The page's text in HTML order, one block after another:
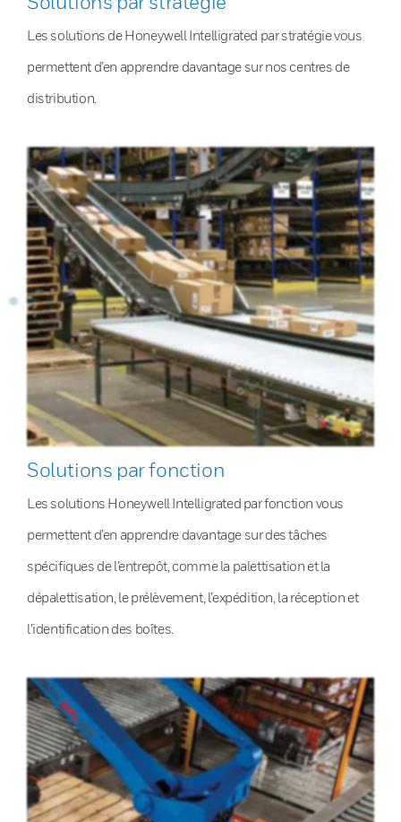
Les solutions de Honeywell Intelligrated par stratégie vous
permettent d’en apprendre davantage sur nos centres de
distribution.
Solutions par fonction
Les solutions Honeywell Intelligrated par fonction vous
permettent d’en apprendre davantage sur des tâches
spécifiques de l’entrepôt, comme la palettisation et la
dépalettisation, le prélèvement, l’expédition, la réception et
l’identification des boîtes.